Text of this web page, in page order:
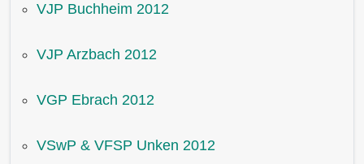
VJP Buchheim 2012
VJP Arzbach 2012
VGP Ebrach 2012
VSwP & VFSP Unken 2012